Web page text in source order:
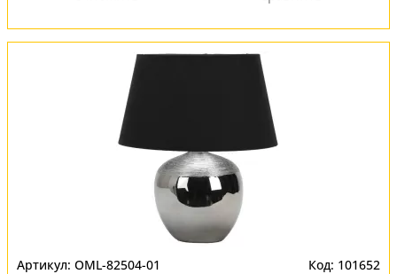
OML-82504-01 101652